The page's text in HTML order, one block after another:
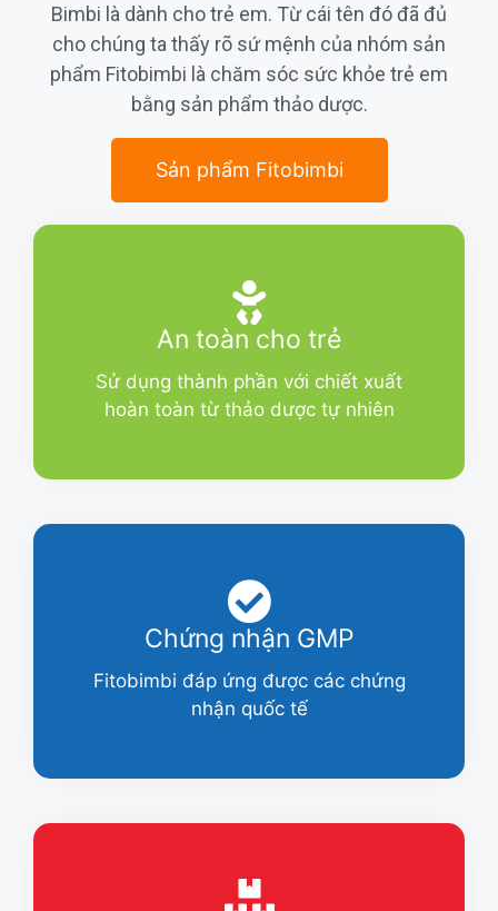
Bimbi là dành cho trẻ em. Từ cái tên đó đã đủ
cho chúng ta thấy rõ sứ mệnh của nhóm sản
phẩm Fitobimbi là chăm sóc sức khỏe trẻ em
bằng sản phẩm thảo dược.
Sản phẩm Fitobimbi
An toàn cho trẻ
Sử dụng thành phần với chiết xuất
hoàn toàn từ thảo dược tự nhiên
Chứng nhận GMP
Fitobimbi đáp ứng được các chứng
nhận quốc tế